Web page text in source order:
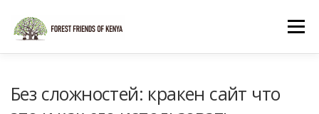
content
Menu
Без сложностей: кракен сайт что